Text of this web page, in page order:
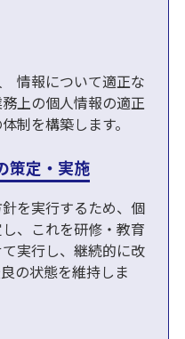
情報について適正な
上の個人情報の適正
制を構築します。
策定・実施
を実行するため、個
、これを研修・教育
実行し、継続的に改
の状態を維持しま